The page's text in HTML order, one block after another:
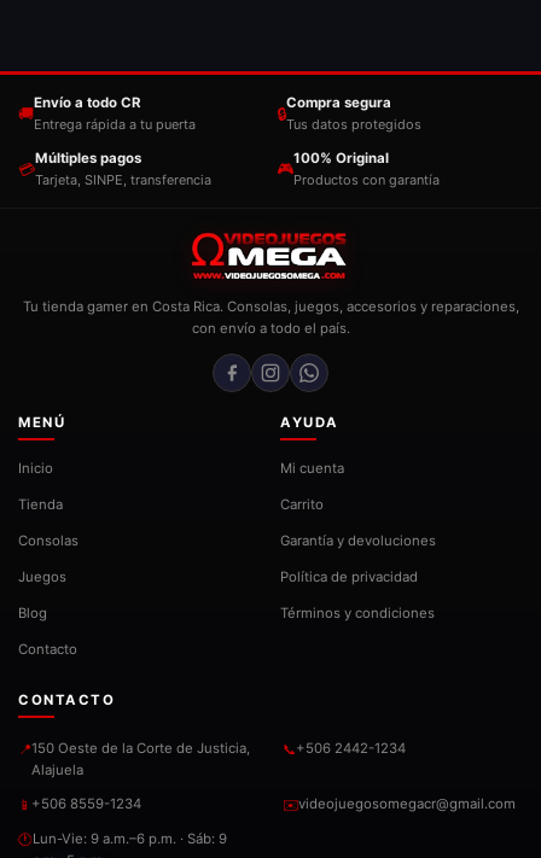
🚚
Envío a todo CR
Entrega rápida a tu puerta
🔒
Compra segura
Tus datos protegidos
💳
Múltiples pagos
Tarjeta, SINPE, transferencia
🎮
100% Original
Productos con garantía
Tu tienda gamer en Costa Rica. Consolas, juegos, accesorios y reparaciones,
con envío a todo el país.
MENÚ
Inicio
Tienda
Consolas
Juegos
Blog
Contacto
AYUDA
Mi cuenta
Carrito
Garantía y devoluciones
Política de privacidad
Términos y condiciones
CONTACTO
📍150 Oeste de la Corte de Justicia,
Alajuela
📞+506 2442-1234
📱 +506 8559-1234 ✉️videojuegosomegacr@gmail.com
🕐Lun-Vie: 9 a.m.–6 p.m. · Sáb: 9